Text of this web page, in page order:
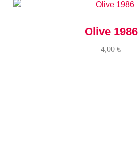
Olive 1986
4,00 €